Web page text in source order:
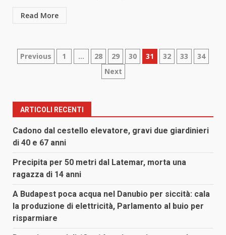
Read More
Paginazione
articoli
Previous 1 … 28 29 30 31 32 33
34
Next
ARTICOLI RECENTI
Cadono dal cestello elevatore, gravi due giardinieri
di 40 e 67 anni
Precipita per 50 metri dal Latemar, morta una
ragazza di 14 anni
A Budapest poca acqua nel Danubio per siccità: cala
la produzione di elettricità, Parlamento al buio per
risparmiare